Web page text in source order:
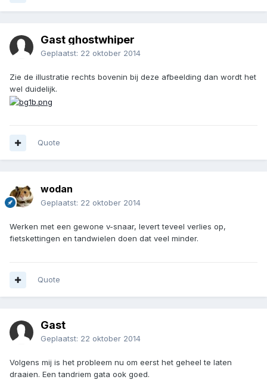
Gast ghostwhiper
Geplaatst: 22 oktober 2014
Zie de illustratie rechts bovenin bij deze afbeelding dan wordt het
wel duidelijk.
Quote
wodan
Geplaatst: 22 oktober 2014
Werken met een gewone v-snaar, levert teveel verlies op,
fietskettingen en tandwielen doen dat veel minder.
Quote
Gast
Geplaatst: 22 oktober 2014
Volgens mij is het probleem nu om eerst het geheel te laten
draaien. Een tandriem gata ook goed.